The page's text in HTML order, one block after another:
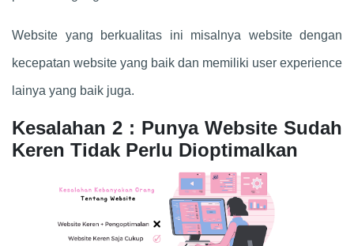
Website yang berkualitas ini misalnya website dengan
kecepatan website yang baik dan memiliki user experience
lainya yang baik juga.
Kesalahan 2 : Punya Website Sudah
Keren Tidak Perlu Dioptimalkan